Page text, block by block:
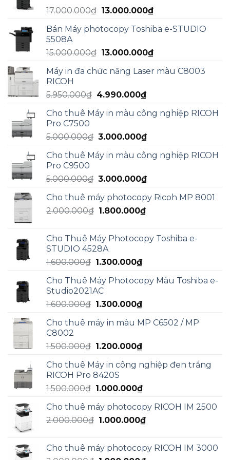
17.000.000₫ Giá
là:
13.000.000₫Giá
tại
13.000.000₫.
Bán Máy photocopy Toshiba e-STUDIO
5508A
15.000.000₫ Giá
là:
13.000.000₫Giá
tại
Máy in đa chức năng Laser màu C8003
RICOH
5.950.000₫ Giá
là:
4.990.000₫Giá
tại
4.990.000₫.
Cho thuê Máy in màu công nghiệp RICOH
Pro C7500
5.000.000₫ Giá
là:
3.000.000₫Giá
tại
3.000.000₫.
Cho thuê Máy in màu công nghiệp RICOH
Pro C9500
5.000.000₫ Giá
là:
5.000.000₫.
3.000.000₫Giá
tại
Cho thuê máy photocopy Ricoh MP 8001
2.000.000₫ Giá
2.000.000₫.
1.800.000₫Giá
là:
Cho Thuê Máy Photocopy Toshiba e-
STUDIO 4528A
1.600.000₫ Giá
là:
1.600.000₫.
1.300.000₫Giá
tại
1.300.000₫.
Cho Thuê Máy Photocopy Màu Toshiba e-
Studio2021AC
1.600.000₫ Giá
là:
1.300.000₫Giá
tại
1.300.000₫.
Cho thuê máy in màu MP C6502 / MP
C8002
1.500.000₫ Giá
là:
1.500.000₫.
1.200.000₫Giá
tại
1.200.000₫.
Cho thuê Máy in công nghiệp đen trắng
RICOH Pro 8420S
1.500.000₫ Giá
là:
1.500.000₫.
1.000.000₫Giá
tại
là:
Cho thuê máy photocopy RICOH IM 2500
2.000.000₫ Giá
2.000.000₫.
1.000.000₫Giá
là:
Cho thuê máy photocopy RICOH IM 3000